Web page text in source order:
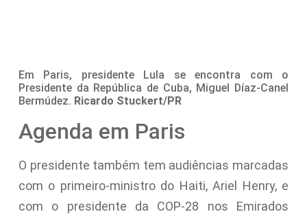
Em Paris, presidente Lula se encontra com o
Presidente da República de Cuba, Miguel Díaz-Canel
Bermúdez. Ricardo Stuckert/PR
Agenda em Paris
O presidente também tem audiências marcadas
com o primeiro-ministro do Haiti, Ariel Henry, e
com o presidente da COP-28 nos Emirados